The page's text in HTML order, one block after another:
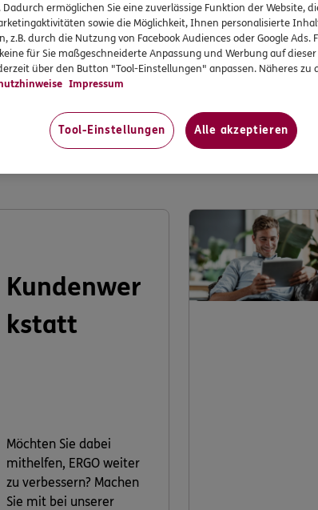
iTunes App Store (iOS) oder Google Play Store
könnte Sie auch
Kundenwer
kstatt
Möchten Sie dabei
mithelfen, ERGO weiter
zu verbessern? Machen
Sie mit bei unserer
ermöglichen Sie eine zuverlässige Funktion der Website,
sowie die Möglichkeit, Ihnen personalisierte
z.B. durch die Nutzung von Facebook Audiences oder Google Ads.
für Sie maßgeschneiderte Anpassung und Werbung auf
über den Button "Tool-Einstellungen" anpassen. Näheres zu
Impressum
Tool-Einstellungen Alle akzeptieren